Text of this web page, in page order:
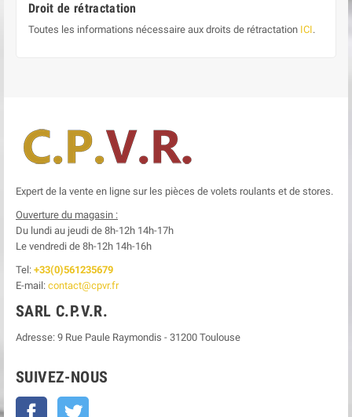
Droit de rétractation
Toutes les informations nécessaire aux droits de rétractation ICI.
Expert de la vente en ligne sur les pièces de volets roulants et de stores.
Ouverture du magasin :
Du lundi au jeudi de 8h-12h 14h-17h
Le vendredi de 8h-12h 14h-16h
Tel: +33(0)561235679
E-mail: contact@cpvr.fr
SARL C.P.V.R.
Adresse: 9 Rue Paule Raymondis - 31200 Toulouse
SUIVEZ-NOUS
Facebook